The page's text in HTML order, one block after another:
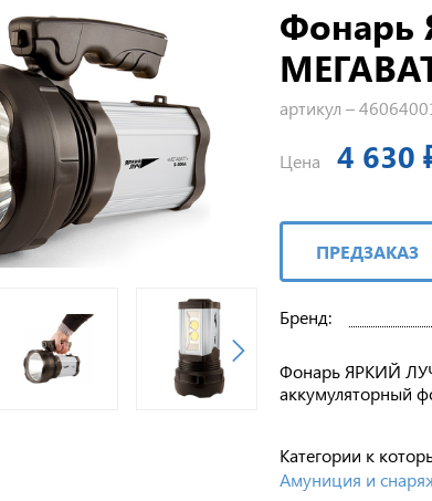
Фонарь
артикул –
Цена 4 630
ПРЕДЗАКАЗ
Бренд:
Фонарь ЯРКИЙ
аккумуляторный
Категории к
Амуниция и